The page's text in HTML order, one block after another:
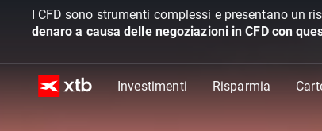
I CFD sono strumenti complessi e presentano un
denaro a causa delle negoziazioni in CFD con
Investimenti Risparmia